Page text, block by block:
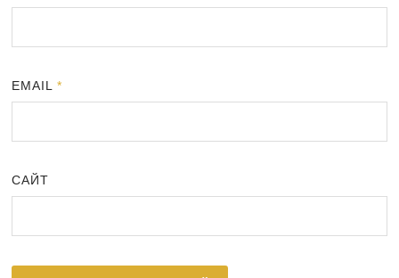
EMAIL*
САЙТ